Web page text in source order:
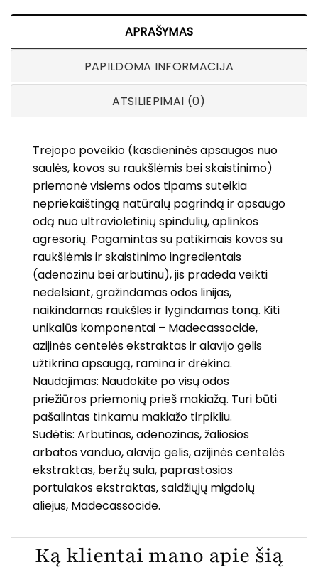
APRAŠYMAS
PAPILDOMA INFORMACIJA
ATSILIEPIMAI (0)
Trejopo poveikio (kasdieninės apsaugos nuo
saulės, kovos su raukšlėmis bei skaistinimo)
priemonė visiems odos tipams suteikia
nepriekaištingą natūralų pagrindą ir apsaugo
odą nuo ultravioletinių spindulių, aplinkos
agresorių. Pagamintas su patikimais kovos su
raukšlėmis ir skaistinimo ingredientais
(adenozinu bei arbutinu), jis pradeda veikti
nedelsiant, gražindamas odos linijas,
naikindamas raukšles ir lygindamas toną. Kiti
unikalūs komponentai – Madecassocide,
azijinės centelės ekstraktas ir alavijo gelis
užtikrina apsaugą, ramina ir drėkina.
Naudojimas: Naudokite po visų odos
priežiūros priemonių prieš makiažą. Turi būti
pašalintas tinkamu makiažo tirpikliu.
Sudėtis: Arbutinas, adenozinas, žaliosios
arbatos vanduo, alavijo gelis, azijinės centelės
ekstraktas, beržų sula, paprastosios
portulakos ekstraktas, saldžiųjų migdolų
aliejus, Madecassocide.
Ką klientai mano apie šią